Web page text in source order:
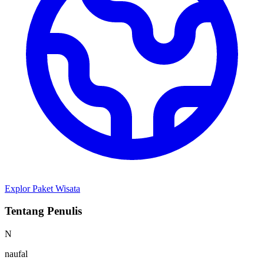
Explor Paket Wisata
Tentang Penulis
N
naufal